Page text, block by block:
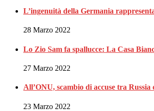
L’ingenuità della Germania
28 Marzo 2022
Lo Zio Sam fa spallucce: La Casa
27 Marzo 2022
All’ONU, scambio di accuse tra
23 Marzo 2022